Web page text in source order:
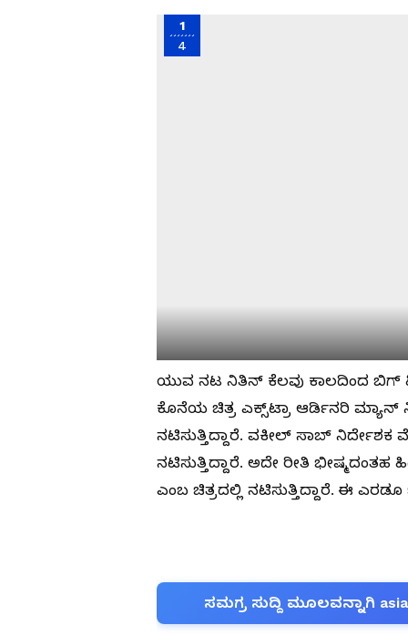
1
4
ಯುವ ನಟ ನಿತಿನ್ ಕೆಲವು ಕಾಲದಿಂದ ಬಿಗ್
ಕೊನೆಯ ಚಿತ್ರ ಎಕ್ಸ್‌ಟ್ರಾ ಆರ್ಡಿನರಿ ಮ್ಯಾನ್
ನಟಿಸುತ್ತಿದ್ದಾರೆ. ವಕೀಲ್ ಸಾಬ್ ನಿರ್ದೇಶಕ
ನಟಿಸುತ್ತಿದ್ದಾರೆ. ಅದೇ ರೀತಿ
ಎಂಬ ಚಿತ್ರದಲ್ಲಿ ನಟಿಸುತ್ತಿದ್ದಾರೆ. ಈ
ಸಮಗ್ರ ಸುದ್ದಿ ಮೂಲವನ್ನಾಗಿ